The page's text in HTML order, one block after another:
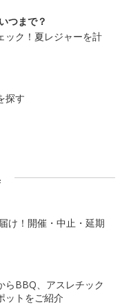
つまで？
ック！夏レジャーを計
探す
け！開催・中止・延期
らBBQ、アスレチック
ットをご紹介